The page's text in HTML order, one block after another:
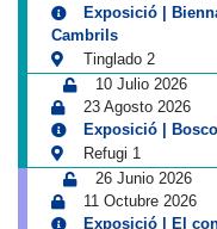
Exposició |
Cambrils
Tinglado 2
10 Julio 2026
23 Agosto 2026
Exposició |
Refugi 1
26 Junio 2026
11 Octubre 2026
Exposició | El